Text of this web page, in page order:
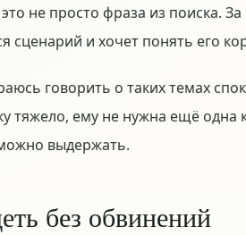
не просто фраза из поиска.
сценарий и хочет понять его
говорить о таких темах
тяжело, ему не нужна ещё одна
выдержать.
без обвинений